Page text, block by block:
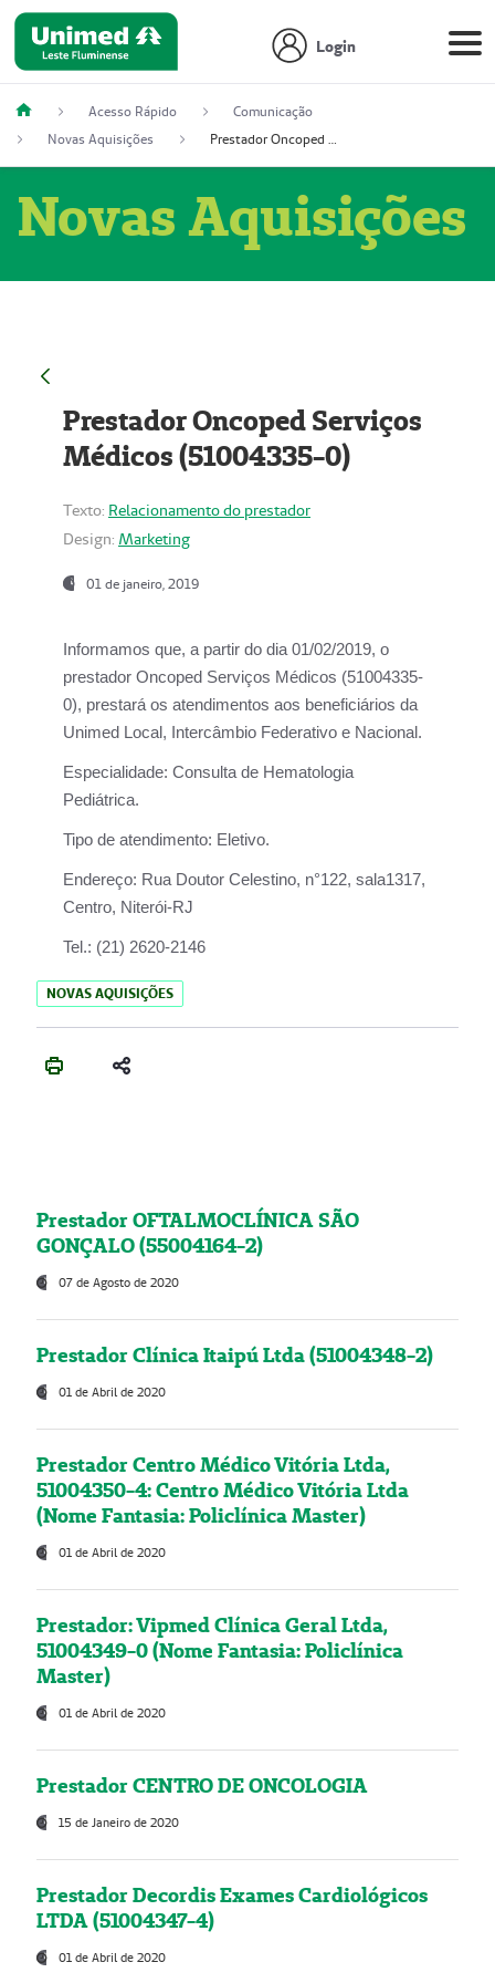
Login
Acesso Rápido
Comunicação
Novas Aquisições
Prestador Oncoped Serviços Médicos (51004335-0)
Novas Aquisições
Prestador Oncoped Serviços
Médicos (51004335-0)
Texto: Relacionamento do prestador
Design: Marketing
01 de janeiro, 2019
Informamos que, a partir do dia 01/02/2019, o
prestador Oncoped Serviços Médicos (51004335-
0), prestará os atendimentos aos beneficiários da
Unimed Local, Intercâmbio Federativo e Nacional.
Especialidade: Consulta de Hematologia
Pediátrica.
Tipo de atendimento: Eletivo.
Endereço: Rua Doutor Celestino, n°122, sala1317,
Centro, Niterói-RJ
Tel.: (21) 2620-2146
NOVAS AQUISIÇÕES
Prestador OFTALMOCLÍNICA SÃO
GONÇALO (55004164-2)
07 de Agosto de 2020
Prestador Clínica Itaipú Ltda (51004348-2)
01 de Abril de 2020
Prestador Centro Médico Vitória Ltda,
51004350-4: Centro Médico Vitória Ltda
(Nome Fantasia: Policlínica Master)
01 de Abril de 2020
Prestador: Vipmed Clínica Geral Ltda,
51004349-0 (Nome Fantasia: Policlínica
Master)
01 de Abril de 2020
Prestador CENTRO DE ONCOLOGIA
15 de Janeiro de 2020
Prestador Decordis Exames Cardiológicos
LTDA (51004347-4)
01 de Abril de 2020